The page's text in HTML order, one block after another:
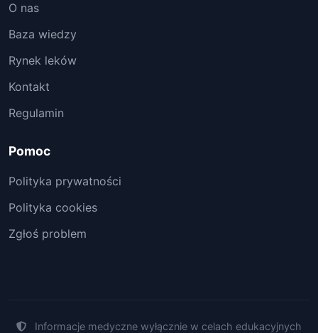
O nas
Baza wiedzy
Rynek leków
Kontakt
Regulamin
Pomoc
Polityka prywatności
Polityka cookies
Zgłoś problem
Informacje medyczne wyłącznie w celach edukacyjnych